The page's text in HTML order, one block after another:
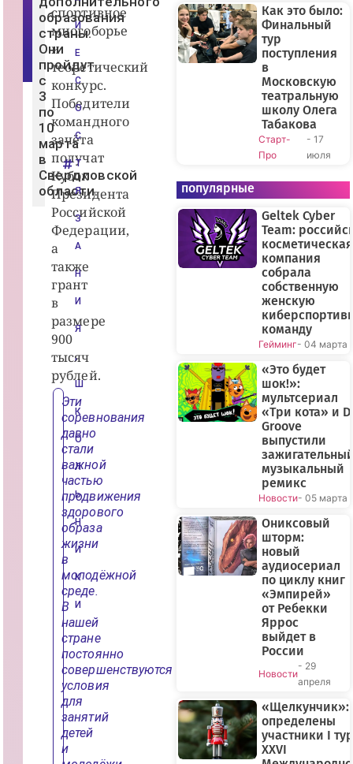
сс
образования
страны.
Они
пройдут
с
3
по
10
марта
в
Свердловской
области.
спортивное
многоборье
и
теоретический
конкурс.
Победители
командного
зачёта
получат
Кубок
Президента
Российской
Федерации,
а
также
грант
в
размере
900
тысяч
рублей.
Эти
соревнования
давно
стали
важной
частью
продвижения
здорового
образа
жизни
в
молодёжной
среде.
В
нашей
стране
постоянно
совершенствуются
условия
для
занятий
детей
и
И
Е
С
О
С
Т
Я
З
А
Н
И
Я
,
Ш
К
О
Л
Ь
Н
И
К
И
Как это было:
Финальный
тур
поступления
в
Московскую
театральную
школу Олега
Табакова
Старт-
Про
- 17
июля
популярные
Geltek Cyber
Team:
косметическая
компания
собрала
собственную
женскую
команду
Гейминг- 04 марта
«Это будет
шок!»:
мультсериал
«Три кота» и
Groove
выпустили
музыкальный
ремикс
Новости- 05 марта
Ониксовый
шторм:
новый
аудиосериал
по циклу книг
«Эмпирей»
от Ребекки
Яррос
выйдет в
России
Новости
- 29
апреля
«Щелкунчик»:
определены
участники I
XXVI